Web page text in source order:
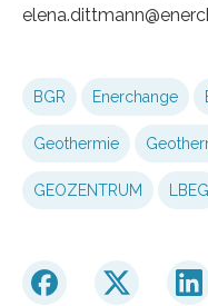
BGR Enerchange
Geothermie
GEOZENTRUM LBEG